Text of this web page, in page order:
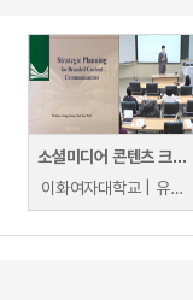
소셜미디어 콘텐츠 크리에이션 전략과 비즈니스
이화여자대학교 | 유승철